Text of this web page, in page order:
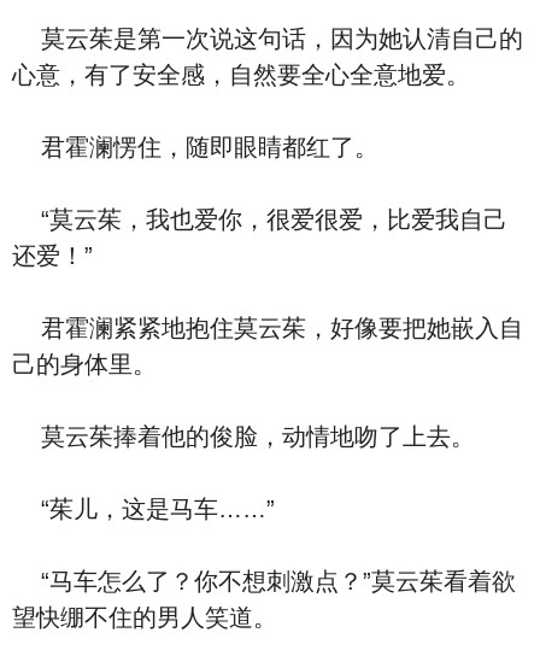
莫云茱是第一次说这句话，因为她认清自己的
心意，有了安全感，自然要全心全意地爱。
君霍澜愣住，随即眼睛都红了。
“莫云茱，我也爱你，很爱很爱，比爱我自己
还爱！”
君霍澜紧紧地抱住莫云茱，好像要把她嵌入自
己的身体里。
莫云茱捧着他的俊脸，动情地吻了上去。
“茱儿，这是马车……”
“马车怎么了？你不想刺激点？”莫云茱看着欲
望快绷不住的男人笑道。